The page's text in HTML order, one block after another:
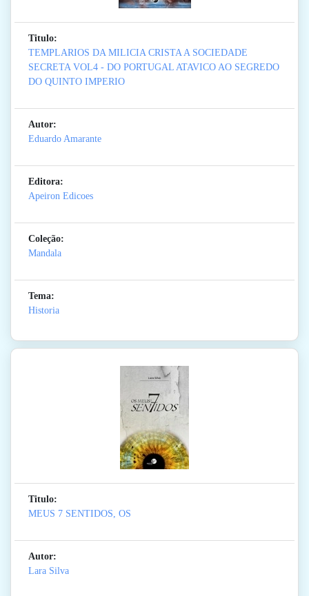
Titulo:
TEMPLARIOS DA MILICIA CRISTA A SOCIEDADE
SECRETA VOL4 - DO PORTUGAL ATAVICO AO SEGREDO
DO QUINTO IMPERIO
Autor:
Eduardo Amarante
Editora:
Apeiron Edicoes
Coleção:
Mandala
Tema:
Historia
Titulo:
MEUS 7 SENTIDOS, OS
Autor:
Lara Silva